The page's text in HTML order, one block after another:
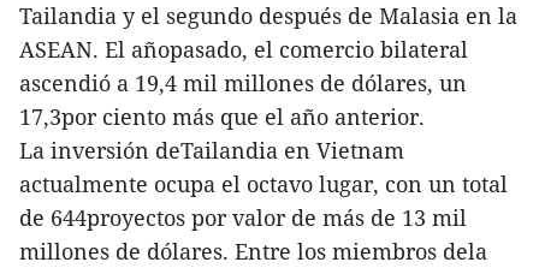
Tailandia y el segundo después de Malasia en la
ASEAN. El añopasado, el comercio bilateral
ascendió a 19,4 mil millones de dólares, un
17,3por ciento más que el año anterior.
La inversión deTailandia en Vietnam
actualmente ocupa el octavo lugar, con un total
de 644proyectos por valor de más de 13 mil
millones de dólares. Entre los miembros dela